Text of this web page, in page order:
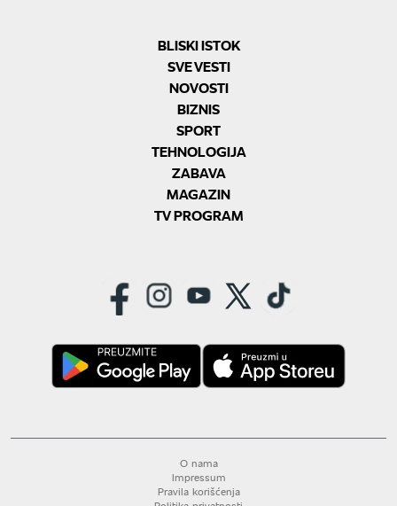
BLISKI ISTOK
SVE VESTI
NOVOSTI
BIZNIS
SPORT
TEHNOLOGIJA
ZABAVA
MAGAZIN
TV PROGRAM
O nama
Impressum
Pravila korišćenja